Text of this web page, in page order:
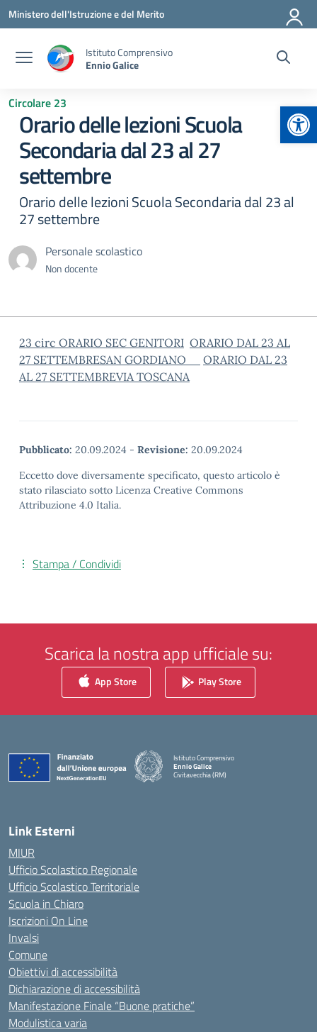
Vai ai contenuti
Vai al menu di navigazione
Vai al footer
Ministero dell'Istruzione e del Merito
Istituto Comprensivo
Ennio Galice
Circolare 23
Orario delle lezioni Scuola
Secondaria dal 23 al 27
settembre
Orario delle lezioni Scuola Secondaria dal 23 al
27 settembre
Personale scolastico
Non docente
23 circ ORARIO SEC GENITORI ORARIO DAL 23 AL
27 SETTEMBRESAN GORDIANO
ORARIO DAL 23
AL 27 SETTEMBREVIA TOSCANA
Pubblicato: 20.09.2024 - Revisione: 20.09.2024
Eccetto dove diversamente specificato, questo articolo è
stato rilasciato sotto Licenza Creative Commons
Attribuzione 4.0 Italia.
Stampa / Condividi
Scarica la nostra app ufficiale su:
App Store Play Store
Istituto Comprensivo
Ennio Galice
Civitavecchia (RM)
Link Esterni
MIUR
Ufficio Scolastico Regionale
Ufficio Scolastico Territoriale
Scuola in Chiaro
Iscrizioni On Line
Invalsi
Comune
Obiettivi di accessibilità
Dichiarazione di accessibilità
Manifestazione Finale “Buone pratiche”
Modulistica varia